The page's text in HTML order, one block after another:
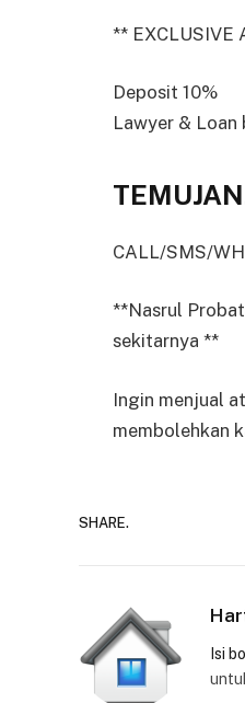
** EXCLUSIVE
Deposit 10%
Lawyer & Loan
CALL/SMS/
**Nasrul
sekitarnya **
Ingin menjual
membolehkan
SHARE.
Isi